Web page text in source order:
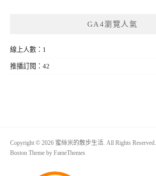
GA4瀏覽人氣
線上人數：1
推播訂閱：42
Copyright © 2026 蜜絲米的散步生活. All Rights Reserved.
Boston Theme by FameThemes